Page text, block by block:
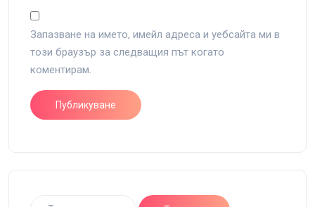
Запазване на името, имейл адреса и уебсайта ми в
този браузър за следващия път когато
коментирам.